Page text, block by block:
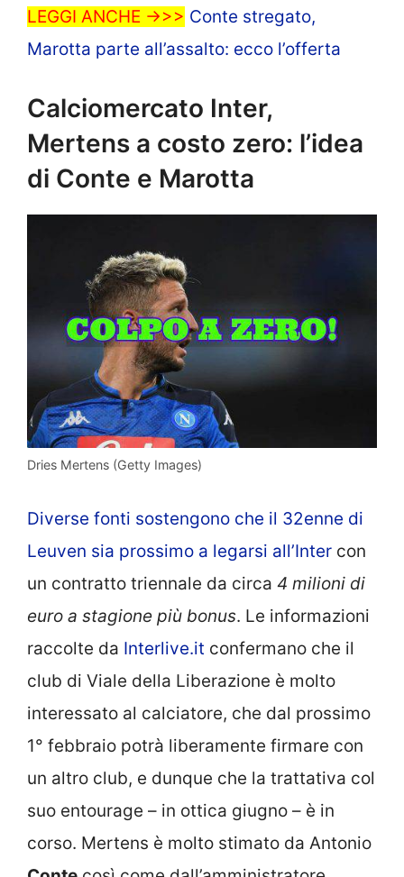
LEGGI ANCHE ->>> Conte stregato,
Marotta parte all’assalto: ecco l’offerta
Calciomercato Inter,
Mertens a costo zero: l’idea
di Conte e Marotta
Dries Mertens (Getty Images)
Diverse fonti sostengono che il 32enne di
Leuven sia prossimo a legarsi all’Inter con
un contratto triennale da circa 4 milioni di
euro a stagione più bonus. Le informazioni
raccolte da Interlive.it confermano che il
club di Viale della Liberazione è molto
interessato al calciatore, che dal prossimo
1° febbraio potrà liberamente firmare con
un altro club, e dunque che la trattativa col
suo entourage – in ottica giugno – è in
corso. Mertens è molto stimato da Antonio